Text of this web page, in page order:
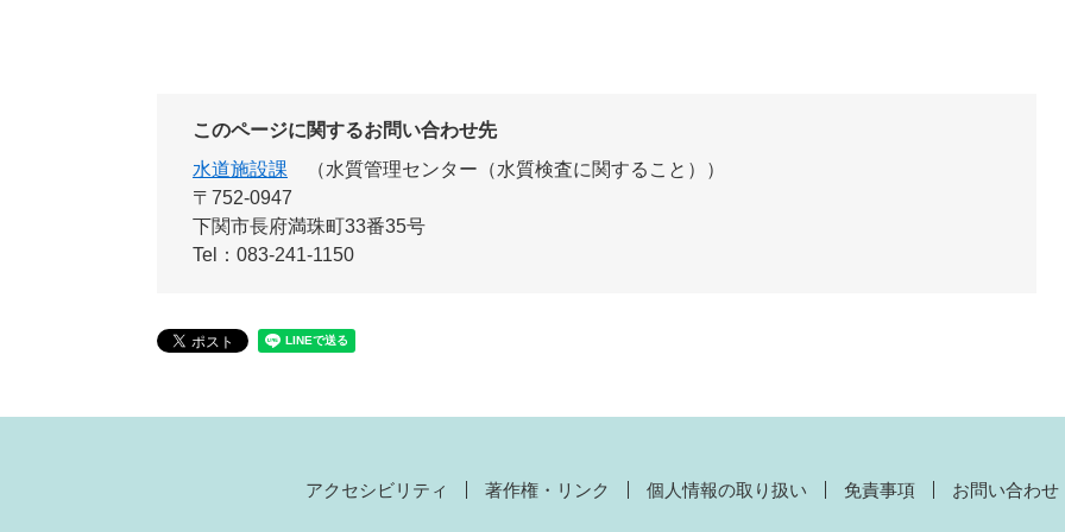
このページに関するお問い合わせ先
水道施設課
水質管理センター（水質検査に関すること）
〒752-0947
下関市長府満珠町33番35号
Tel：083-241-1150
アクセシビリティ 著作権・リンク 個人情報の取り扱い 免責事項 お問い合わせ